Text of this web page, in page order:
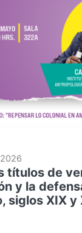
títulos de
y la
siglos XIX y